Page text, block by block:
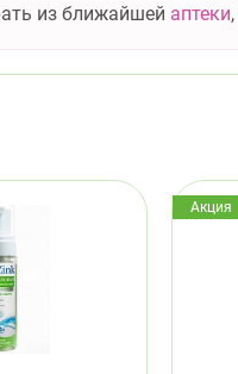
из ближайшей аптеки,
Акция